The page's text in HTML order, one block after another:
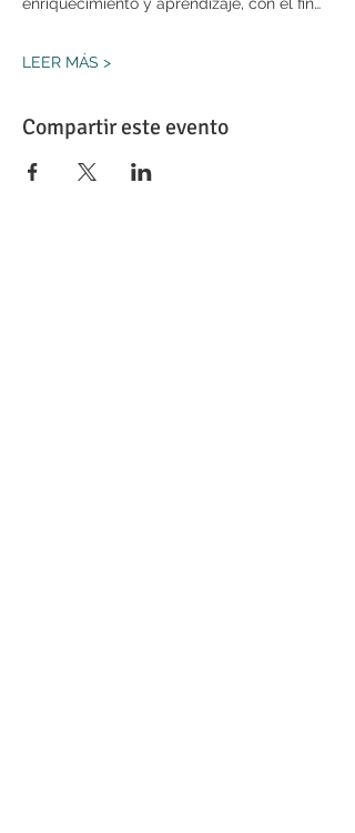
LEER MÁS >
Compartir este evento